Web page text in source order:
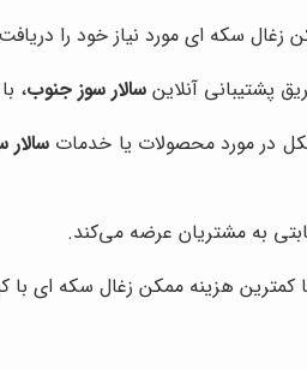
سکه ای مورد نیاز خود را دریافت
پشتیبانی آنلاین سالار سوز جنوب،
در مورد محصولات یا خدمات
به مشتریان عرضه می‌کند.
هزینه ممکن زغال سکه ای با